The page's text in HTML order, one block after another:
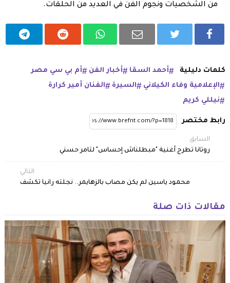
من الشخصيات ونجوم الفن في العديد من الحلقات.
كلمات دليلية أحمد السقا أخبار الفن
أم بي سي مصر
الإعلامية وفاء الكيلاني
السيرة
الفنان أمير كرارة
نيللي كريم
رابط مختصر
السابق
روتانا تطرح أغنية "مبطلناش إحساس" لتامر حسني
التالي
محمود ياسين لم يكن مصاب بالزهايمر.. نجلته رانيا تكشف
مقالات ذات صلة